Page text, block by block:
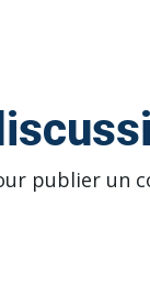
publier un